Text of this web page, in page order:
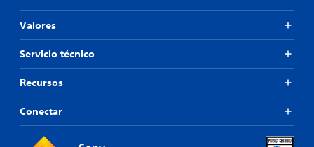
Valores
Servicio técnico
Recursos
Conectar